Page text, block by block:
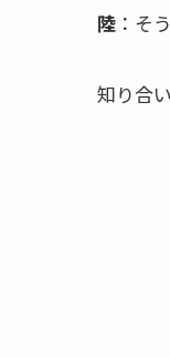
陸 ：そ
知り合